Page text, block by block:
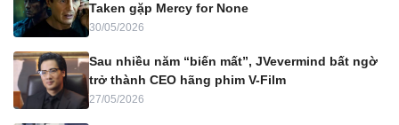
Taken gặp Mercy for None
30/05/2026
Sau nhiều năm “biến mất”, JVevermind bất ngờ
trở thành CEO hãng phim V-Film
27/05/2026